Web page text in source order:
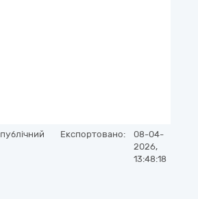
публічний Експортовано:
08-04-
2026,
13:48:18